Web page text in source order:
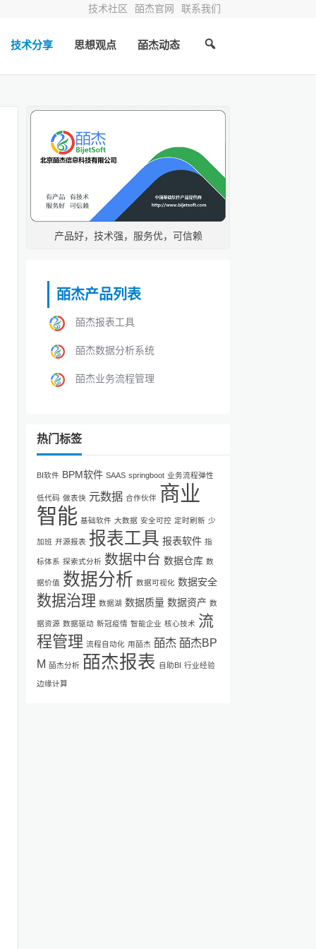
技术社区 皕杰官网 联系我们
技术分享 思想观点 皕杰动态
产品好，技术强，服务优，可信赖
皕杰产品列表
皕杰报表工具
皕杰数据分析系统
皕杰业务流程管理
热门标签
BI软件 BPM软件 SAAS springboot 业务流程弹性
低代码 做表快 元数据 合作伙伴 商业
智能 基础软件 大数据 安全可控 定时刷新 少
加班 开源报表 报表工具 报表软件 指
标体系 探索式分析 数据中台 数据仓库 数
据价值 数据分析 数据可视化 数据安全
数据治理 数据湖 数据质量 数据资产 数
据资源 数据驱动 新冠疫情 智能企业 核心技术 流
程管理 流程自动化 用皕杰 皕杰 皕杰BP
M 皕杰分析 皕杰报表 自助BI 行业经验
边缘计算